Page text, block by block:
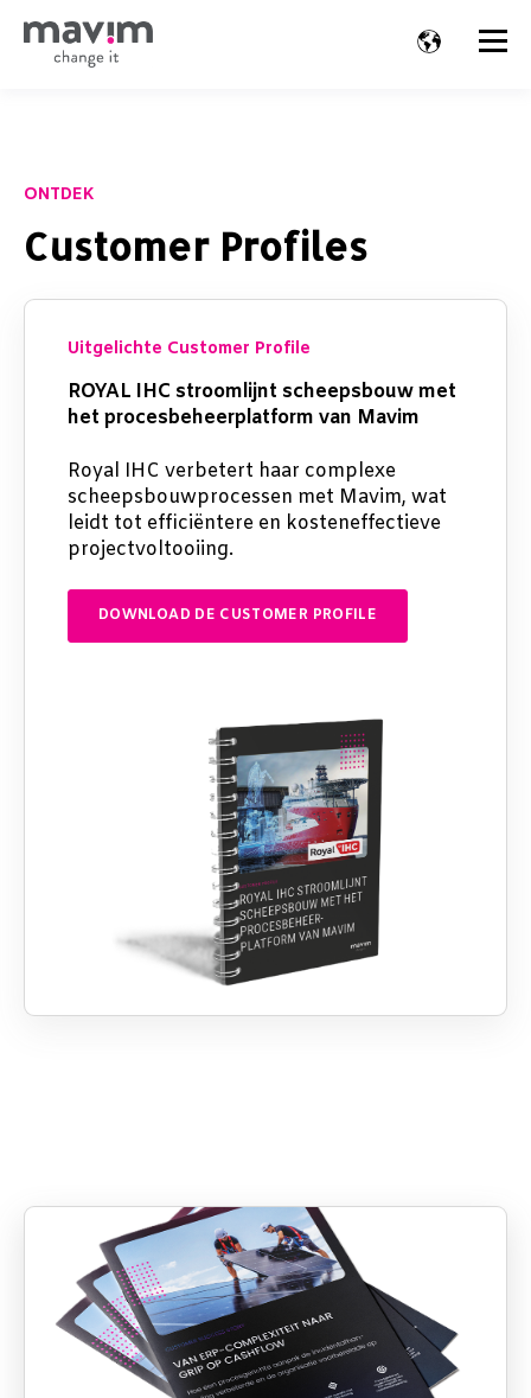
ONTDEK
Customer Profiles
Uitgelichte Customer Profile
ROYAL IHC stroomlijnt scheepsbouw met
het procesbeheerplatform van Mavim
Royal IHC verbetert haar complexe
scheepsbouwprocessen met Mavim, wat
leidt tot efficiëntere en kosteneffectieve
projectvoltooiing.
DOWNLOAD DE CUSTOMER PROFILE